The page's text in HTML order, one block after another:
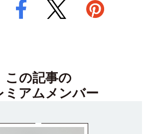
この記事の
ミアムメンバー